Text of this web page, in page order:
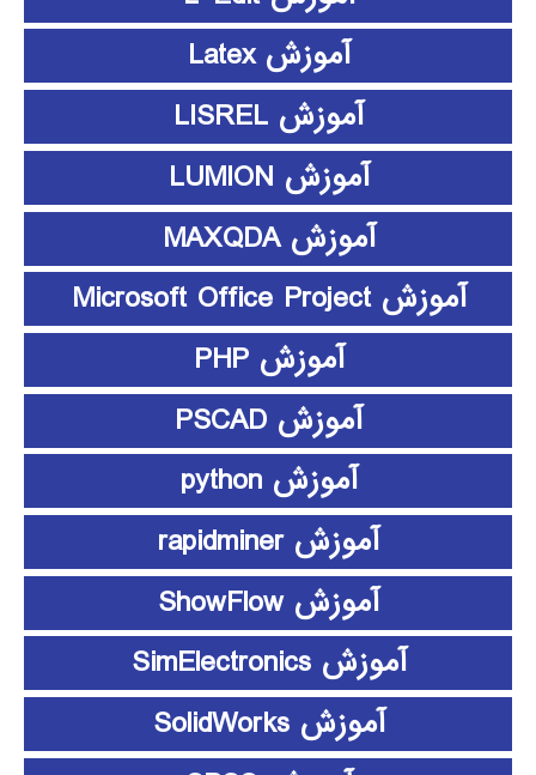
آموزش Latex
آموزش LISREL
آموزش LUMION
آموزش MAXQDA
آموزش Microsoft Office Project
آموزش PHP
آموزش PSCAD
آموزش python
آموزش rapidminer
آموزش ShowFlow
آموزش SimElectronics
آموزش SolidWorks